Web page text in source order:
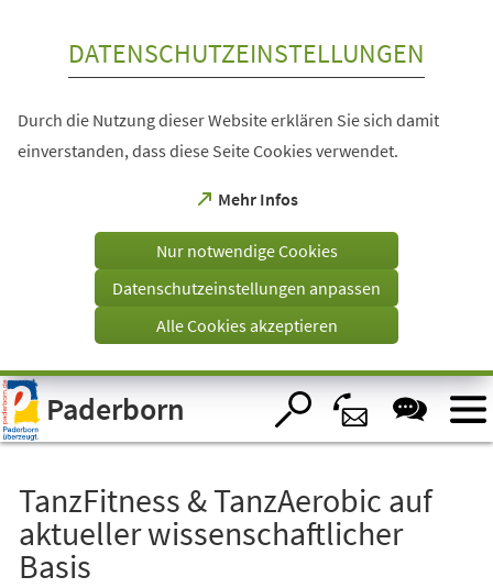
Visuelle
Assistenzsoftware
öffnen.
DATENSCHUTZEINSTELLUNGEN
Durch die Nutzung dieser Website erklären Sie sich damit
einverstanden, dass diese Seite Cookies verwendet.
Mehr Infos
(Öffnet
einem
Tab)
Nur notwendige Cookies
Datenschutzeinstellungen anpassen
Alle Cookies akzeptieren
Paderborn
TanzFitness & TanzAerobic auf
aktueller wissenschaftlicher
Basis